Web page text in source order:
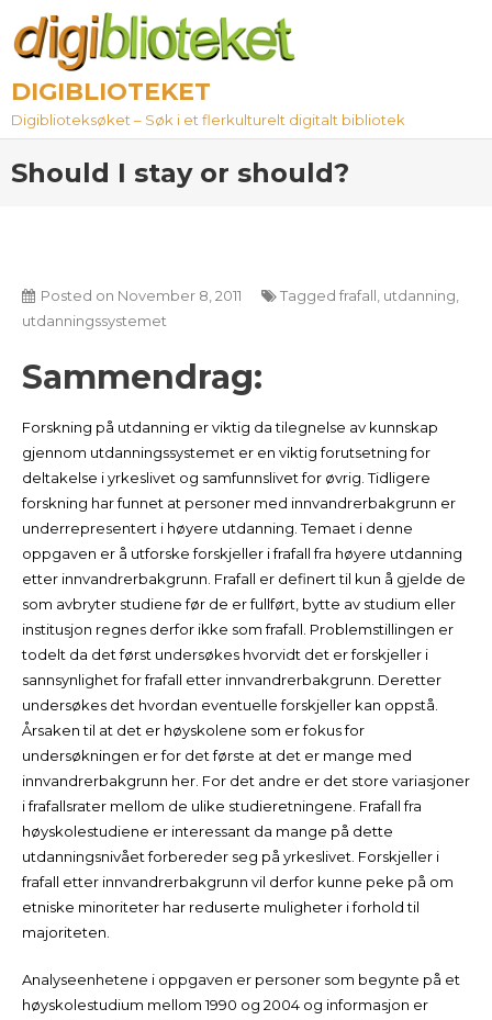
content
DIGIBLIOTEKET
Digiblioteksøket – Søk i et flerkulturelt digitalt bibliotek
Should I stay or should?
Posted on November 8, 2011 Tagged frafall utdanning
utdanningssystemet
Sammendrag:
Forskning på utdanning er viktig da tilegnelse av kunnskap
gjennom utdanningssystemet er en viktig forutsetning for
deltakelse i yrkeslivet og samfunnslivet for øvrig. Tidligere
forskning har funnet at personer med innvandrerbakgrunn er
underrepresentert i høyere utdanning. Temaet i denne
oppgaven er å utforske forskjeller i frafall fra høyere utdanning
etter innvandrerbakgrunn. Frafall er definert til kun å gjelde de
som avbryter studiene før de er fullført, bytte av studium eller
institusjon regnes derfor ikke som frafall. Problemstillingen er
todelt da det først undersøkes hvorvidt det er forskjeller i
sannsynlighet for frafall etter innvandrerbakgrunn. Deretter
undersøkes det hvordan eventuelle forskjeller kan oppstå.
Årsaken til at det er høyskolene som er fokus for
undersøkningen er for det første at det er mange med
innvandrerbakgrunn her. For det andre er det store variasjoner
i frafallsrater mellom de ulike studieretningene. Frafall fra
høyskolestudiene er interessant da mange på dette
utdanningsnivået forbereder seg på yrkeslivet. Forskjeller i
frafall etter innvandrerbakgrunn vil derfor kunne peke på om
etniske minoriteter har reduserte muligheter i forhold til
majoriteten.
Analyseenhetene i oppgaven er personer som begynte på et
høyskolestudium mellom 1990 og 2004 og informasjon er